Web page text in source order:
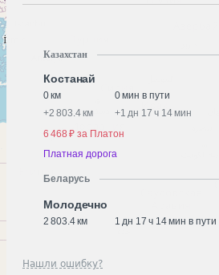
Казахстан
Костанай
0 км
0 мин в пути
+2 803.4 км +1 дн 17 ч 14 мин
6 468 ₽ за Платон
Платная дорога
Беларусь
Молодечно
2 803.4 км 1 дн 17 ч 14 мин в пути
Нашли ошибку?